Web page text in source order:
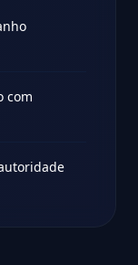
com